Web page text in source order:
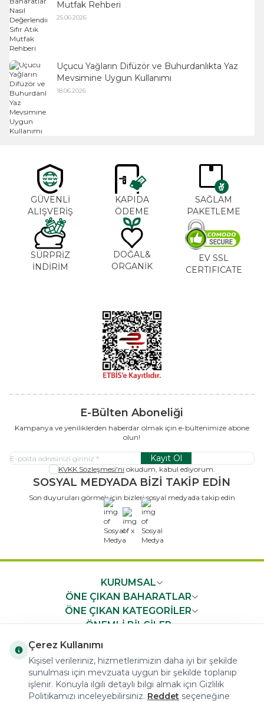
Mutfak Rehberi
25.06.2026
Uçucu Yağların Difüzör ve Buhurdanlıkta Yaz
Mevsimine Uygun Kullanımı
18.06.2026
GÜVENLİ
ALIŞVERİŞ
KAPIDA
ÖDEME
SAĞLAM
PAKETLEME
SÜRPRİZ
İNDİRİM
DOĞAL&
ORGANİK
EV SSL
CERTIFICATE
E-Bülten Aboneliği
Kampanya ve yeniliklerden haberdar olmak için e-bültenimize abone
olun!
Kayıt Ol
KVKK Sözleşmesi'ni okudum, kabul ediyorum.
SOSYAL MEDYADA BİZİ TAKİP EDİN
Son duyuruları görmek için bizleri sosyal medyada takip edin
x
KURUMSAL
ÖNE ÇIKAN BAHARATLAR
ÖNE ÇIKAN KATEGORİLER
ÖNEMLİ BİLGİLER
Çerez Kullanımı
Kişisel verileriniz, hizmetlerimizin daha iyi bir şekilde
sunulması için mevzuata uygun bir şekilde toplanıp
işlenir. Konuyla ilgili detaylı bilgi almak için Gizlilik
Politikamızı inceleyebilirsiniz. Reddet seçeneğine